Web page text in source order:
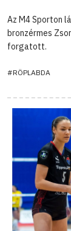
Az M4 Sporton
bronzérmes
forgatott.
#RÖPLABDA